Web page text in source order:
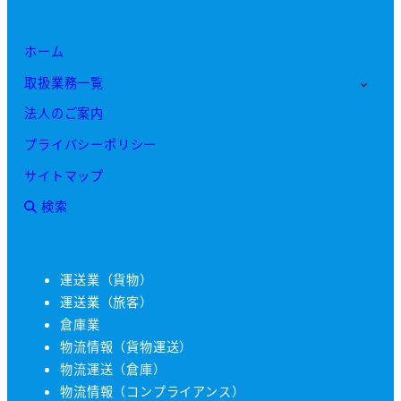
ホーム
取扱業務一覧
法人のご案内
プライバシーポリシー
サイトマップ
検索
運送業（貨物）
運送業（旅客）
倉庫業
物流情報（貨物運送）
物流運送（倉庫）
物流情報（コンプライアンス）